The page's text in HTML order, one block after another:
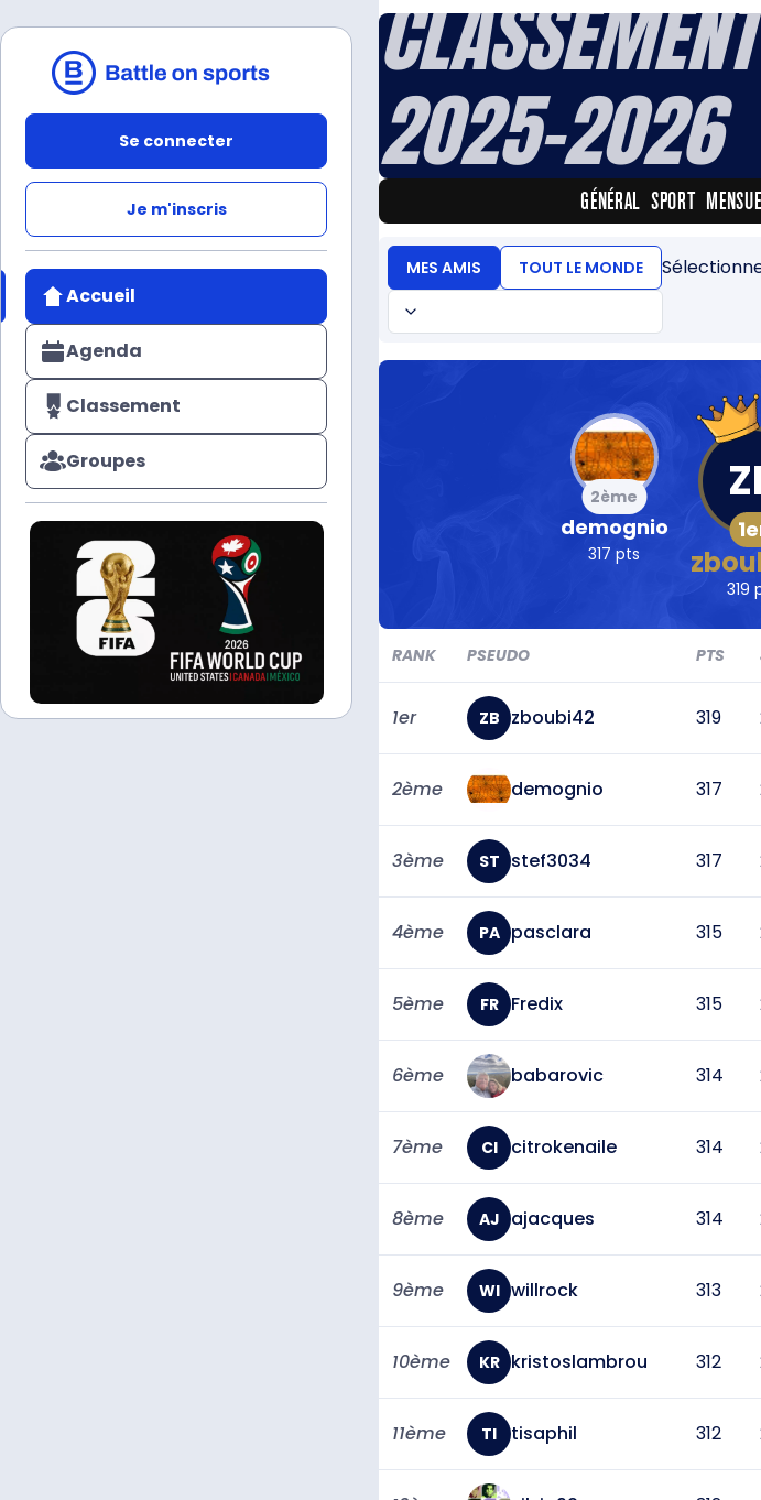
Se connecter
Je m'inscris
Accueil
Agenda
Classement
Groupes
2025-2026
GÉNÉRAL SPORT
MES AMIS TOUT LE MONDE
demognio
2ème
317 pts
319
RANK PSEUDO PTS
1er ZB zboubi42 319
2ème demognio 317
3ème ST stef3034 317
4ème PA pasclara 315
5ème FR Fredix 315
6ème babarovic 314
7ème CI citrokenaile 314
8ème AJ ajacques 314
9ème WI willrock 313
10ème KR kristoslambrou 312
11ème TI tisaphil 312